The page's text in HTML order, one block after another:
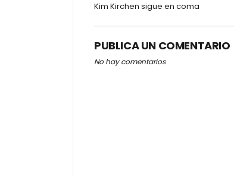
Kim Kirchen sigue en coma
PUBLICA UN COMENTARIO
No hay comentarios